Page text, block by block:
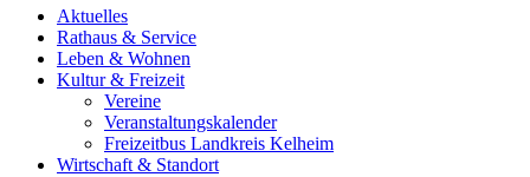
Aktuelles
Rathaus & Service
Leben & Wohnen
Kultur & Freizeit
Vereine
Veranstaltungskalender
Freizeitbus Landkreis Kelheim
Wirtschaft & Standort